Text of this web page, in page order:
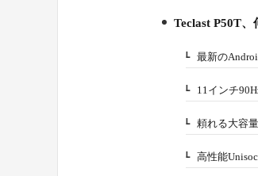
Teclast P50T、
2-1.最新の
2-2.11インチ
2-3.頼れる大容
2-4.高性能